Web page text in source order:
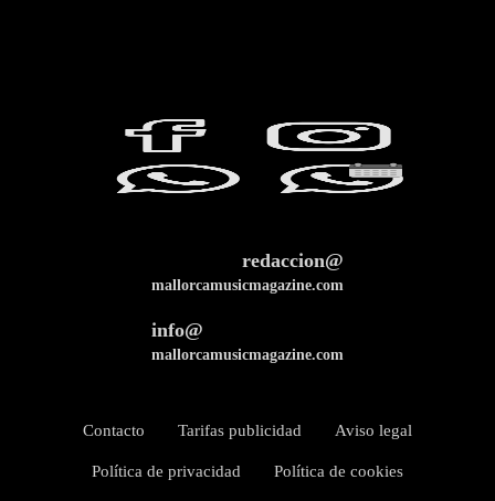
redaccion@
mallorcamusicmagazine.com
info@
mallorcamusicmagazine.com
Contacto Tarifas publicidad Aviso legal
Política de privacidad Política de cookies